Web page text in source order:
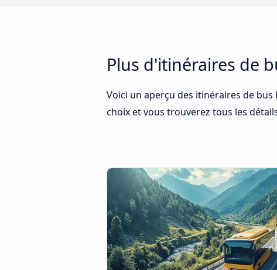
Plus d'itinéraires de
Voici un aperçu des itinéraires de
choix et vous trouverez tous les